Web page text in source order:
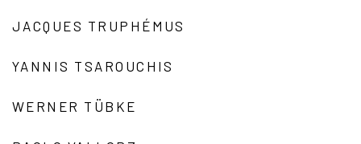
JACQUES TRUPHÉMUS
YANNIS TSAROUCHIS
WERNER TÜBKE